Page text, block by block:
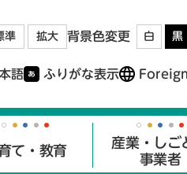
準 拡大 背景色変更 白 黒
語 ふりがな表示
て・教育
産業・しご
事業者